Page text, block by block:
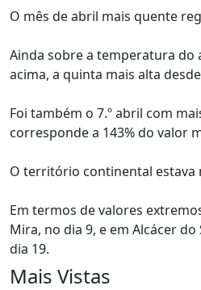
O mês de abril mais quente
Ainda sobre a temperatura
acima, a quinta mais alta
Foi também o 7.º abril com
corresponde a 143% do valor
O território continental estava
Em termos de valores
Mira, no dia 9, e em Alcácer
dia 19.
Mais Vistas